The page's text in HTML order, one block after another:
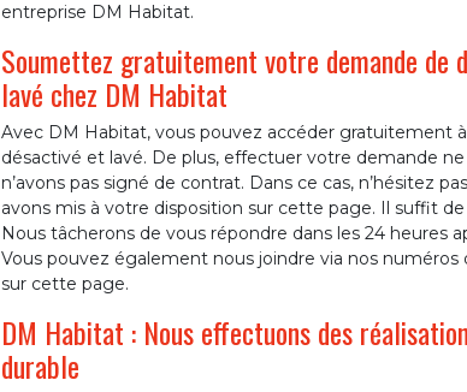
entreprise DM Habitat.
Soumettez gratuitement votre demande de
lavé chez DM Habitat
Avec DM Habitat, vous pouvez accéder gratuitement
désactivé et lavé. De plus, effectuer votre demande
n’avons pas signé de contrat. Dans ce cas, n’hésitez
avons mis à votre disposition sur cette page. Il suffit
Nous tâcherons de vous répondre dans les 24 heures
Vous pouvez également nous joindre via nos
sur cette page.
DM Habitat : Nous effectuons des
durable